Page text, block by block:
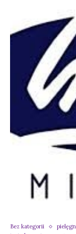
Bez kategorii